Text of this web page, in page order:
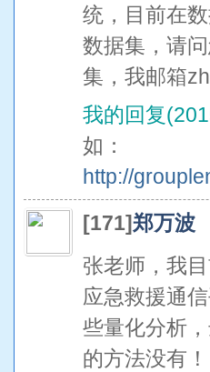
统，目前在
数据集，请
集，我邮箱
我的回复
如：
http://
[171]郑万波
张老师，我
应急救援通
些量化分析
的方法没有！